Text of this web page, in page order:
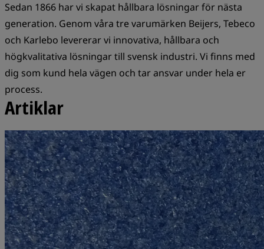
Sedan 1866 har vi skapat hållbara lösningar för nästa
generation. Genom våra tre varumärken Beijers, Tebeco
och Karlebo levererar vi innovativa, hållbara och
högkvalitativa lösningar till svensk industri. Vi finns med
dig som kund hela vägen och tar ansvar under hela er
process.
Artiklar